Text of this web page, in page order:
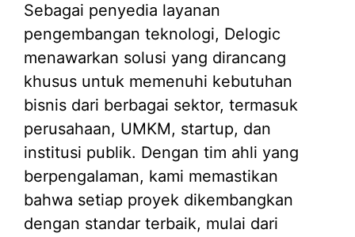
Sebagai penyedia layanan
pengembangan teknologi, Delogic
menawarkan solusi yang dirancang
khusus untuk memenuhi kebutuhan
bisnis dari berbagai sektor, termasuk
perusahaan, UMKM, startup, dan
institusi publik. Dengan tim ahli yang
berpengalaman, kami memastikan
bahwa setiap proyek dikembangkan
dengan standar terbaik, mulai dari